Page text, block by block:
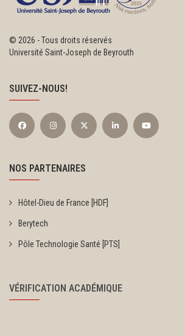
© 2026 - Tous droits réservés
Université Saint-Joseph de Beyrouth
SUIVEZ-NOUS!
NOS PARTENAIRES
Hôtel-Dieu de France [HDF]
Berytech
Pôle Technologie Santé [PTS]
VÉRIFICATION ACADÉMIQUE